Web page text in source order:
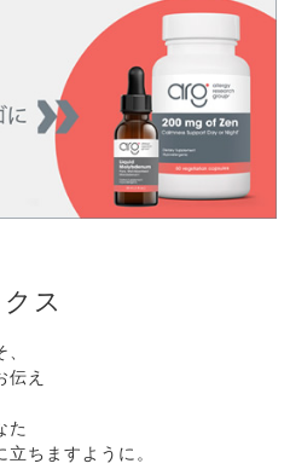
ス
伝え
た
ちますように。